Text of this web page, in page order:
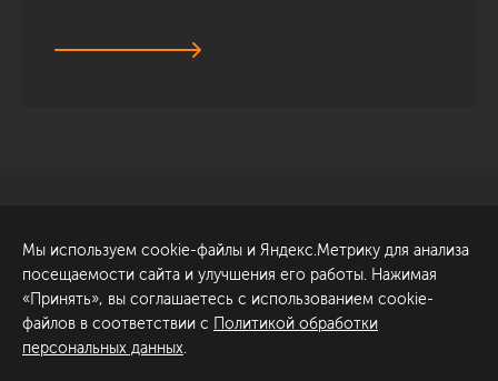
Обсудить проект
ул. Академика Павлова, 6
к1
+7 (812) 200-95-55
Мы используем cookie-файлы и Яндекс.Метрику для анализа
посещаемости сайта и улучшения его работы. Нажимая
«Принять», вы соглашаетесь с использованием cookie-
файлов в соответствии с Политикой обработки
персональных данных.